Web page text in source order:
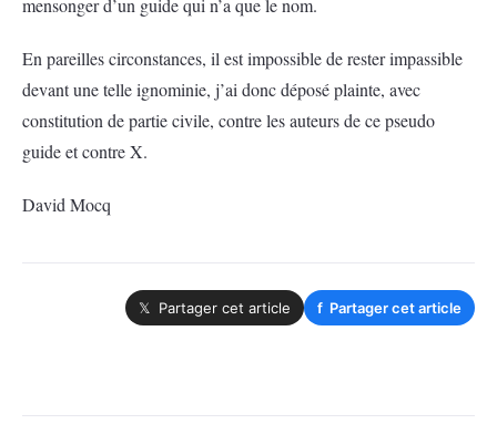
mensonger d’un guide qui n’a que le nom.
En pareilles circonstances, il est impossible de rester impassible
devant une telle ignominie, j’ai donc déposé plainte, avec
constitution de partie civile, contre les auteurs de ce pseudo
guide et contre X.
David Mocq
𝕏 Partager cet article f Partager cet article